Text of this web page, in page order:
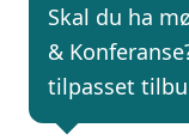
Skal du ha
&
tilpasset